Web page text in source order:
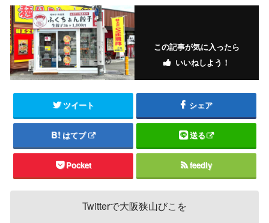
この記事が気に入ったら
いいねしよう！
ツイート シェア
はてブ 送る
Pocket feedly
Twitterで大阪狭山びこを